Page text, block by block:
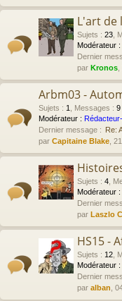
L'art de
Sujets : 23
Modérateur :
Dernier
par Kronos
Arbm03 -
Sujets : 1 Messages : 9
Modérateur :
Dernier message : Re:
par Capitaine Blake ,
Sujets : 4
Modérateur :
Dernier
par Laszlo
HS15 -
Sujets : 12
Modérateur :
Dernier
par alban ,